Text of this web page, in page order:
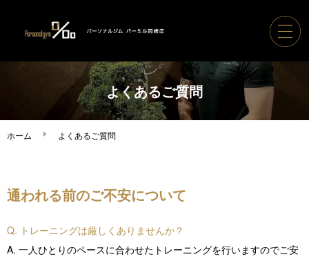
ホーム
パーソナルジムパーミル
トレーナー紹介
ボディメイク実績
よくあるご質問
ホーム よくあるご質問
通われる前のご不安について
Q. トレーニングは厳しくありませんか？
A. 一人ひとりのペースに合わせたトレーニングを行いますのでご安